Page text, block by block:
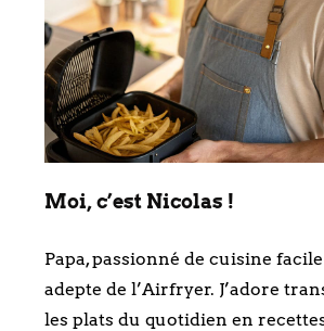
Moi, c’est Nicolas !
Papa, passionné de cuisine
adepte de l’Airfryer. J’adore
les plats du quotidien en